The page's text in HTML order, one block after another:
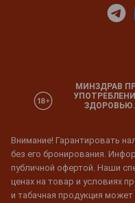
МИНЗДРАВ
Внимание! Гарантировать
без его бронирования.
публичной офертой. Наши
ценах на товар и условиях
и табачная продукция